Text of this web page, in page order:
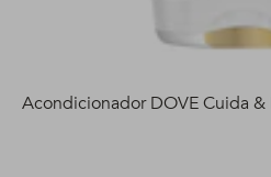
Acondicionador DOVE Cuida